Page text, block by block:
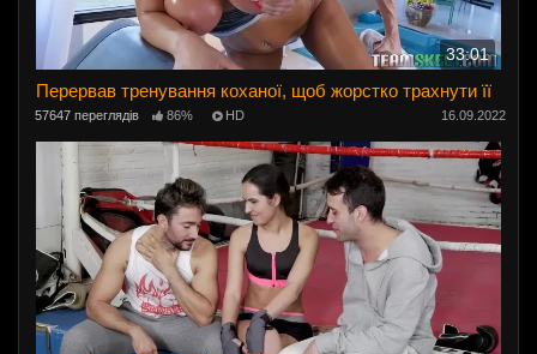
33:01
Перервав тренування коханої, щоб жорстко трахнути її
57647 переглядів 86% HD 16.09.2022